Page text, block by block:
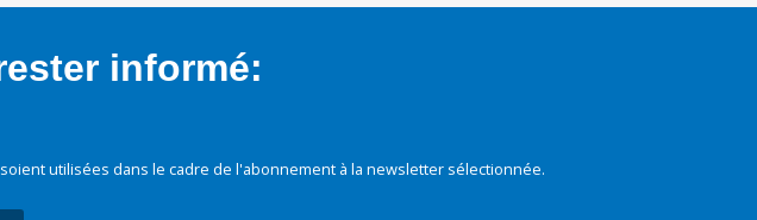
informé:
utilisées dans le cadre de l'abonnement à la newsletter sélectionnée.